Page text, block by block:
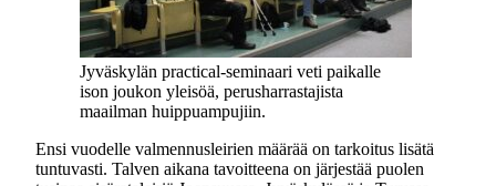
Jyväskylän practical-seminaari veti paikalle
ison joukon yleisöä, perusharrastajista
maailman huippuampujiin.
Ensi vuodelle valmennusleirien määrää on tarkoitus lisätä
tuntuvasti. Talven aikana tavoitteena on järjestää puolen